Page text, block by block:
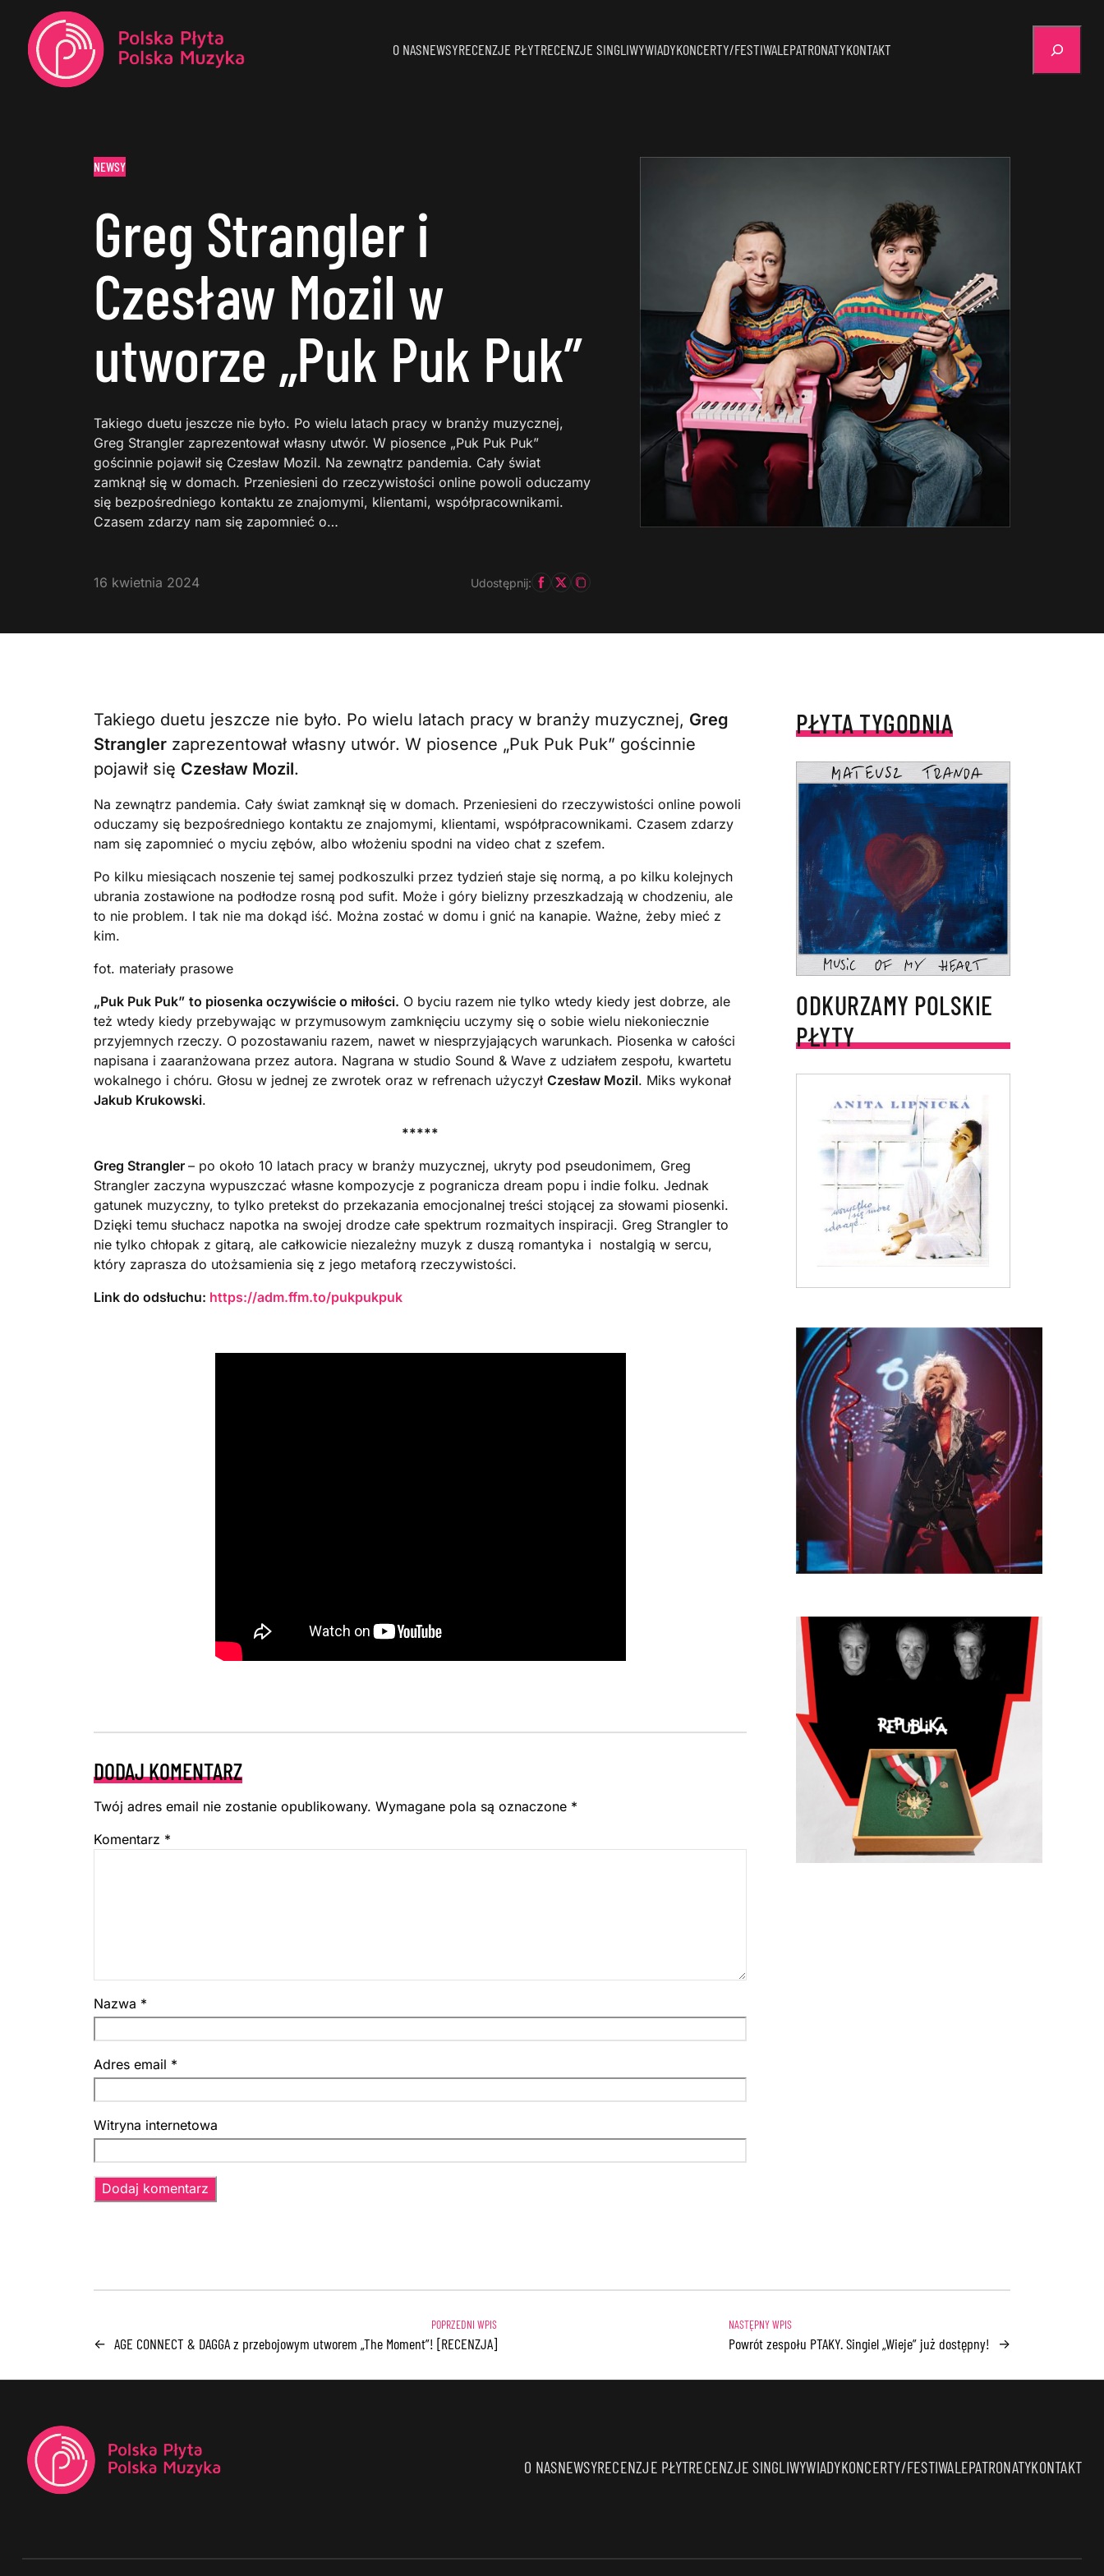
O NASNEWSYRECENZJE PŁYTRECENZJE SINGLIWYWIADYKONCERTY/FESTIWALEPATRONATYKONTAKT
NEWSY
Greg Strangler i
Czesław Mozil w
utworze „Puk Puk Puk”
Takiego duetu jeszcze nie było. Po wielu latach pracy w branży muzycznej,
Greg Strangler zaprezentował własny utwór. W piosence „Puk Puk Puk”
gościnnie pojawił się Czesław Mozil. Na zewnątrz pandemia. Cały świat
zamknął się w domach. Przeniesieni do rzeczywistości online powoli oduczamy
się bezpośredniego kontaktu ze znajomymi, klientami, współpracownikami.
Czasem zdarzy nam się zapomnieć o…
16 kwietnia 2024 Udostępnij:
Takiego duetu jeszcze nie było. Po wielu latach pracy w branży muzycznej, Greg
Strangler zaprezentował własny utwór. W piosence „Puk Puk Puk” gościnnie
pojawił się Czesław Mozil.
Na zewnątrz pandemia. Cały świat zamknął się w domach. Przeniesieni do rzeczywistości online powoli
oduczamy się bezpośredniego kontaktu ze znajomymi, klientami, współpracownikami. Czasem zdarzy
nam się zapomnieć o myciu zębów, albo włożeniu spodni na video chat z szefem.
Po kilku miesiącach noszenie tej samej podkoszulki przez tydzień staje się normą, a po kilku kolejnych
ubrania zostawione na podłodze rosną pod sufit. Może i góry bielizny przeszkadzają w chodzeniu, ale
to nie problem. I tak nie ma dokąd iść. Można zostać w domu i gnić na kanapie. Ważne, żeby mieć z
kim.
fot. materiały prasowe
„Puk Puk Puk” to piosenka oczywiście o miłości. O byciu razem nie tylko wtedy kiedy jest dobrze, ale
też wtedy kiedy przebywając w przymusowym zamknięciu uczymy się o sobie wielu niekoniecznie
przyjemnych rzeczy. O pozostawaniu razem, nawet w niesprzyjających warunkach. Piosenka w całości
napisana i zaaranżowana przez autora. Nagrana w studio Sound & Wave z udziałem zespołu, kwartetu
wokalnego i chóru. Głosu w jednej ze zwrotek oraz w refrenach użyczył Czesław Mozil. Miks wykonał
Jakub Krukowski.
*****
Greg Strangler – po około 10 latach pracy w branży muzycznej, ukryty pod pseudonimem, Greg
Strangler zaczyna wypuszczać własne kompozycje z pogranicza dream popu i indie folku. Jednak
gatunek muzyczny, to tylko pretekst do przekazania emocjonalnej treści stojącej za słowami piosenki.
Dzięki temu słuchacz napotka na swojej drodze całe spektrum rozmaitych inspiracji. Greg Strangler to
nie tylko chłopak z gitarą, ale całkowicie niezależny muzyk z duszą romantyka i nostalgią w sercu,
który zaprasza do utożsamienia się z jego metaforą rzeczywistości.
Link do odsłuchu: https://adm.ffm.to/pukpukpuk
DODAJ KOMENTARZ
Twój adres email nie zostanie opublikowany. Wymagane pola są oznaczone *
Komentarz *
Nazwa *
Adres email *
Witryna internetowa
PŁYTA TYGODNIA
ODKURZAMY POLSKIE
PŁYTY
← AGE CONNECT & DAGGA z przebojowym utworem „The Moment”! [RECENZJA] Powrót zespołu PTAKY. Singiel „Wieje” już dostępny! →
O NASNEWSYRECENZJE PŁYTRECENZJE SINGLIWYWIADYKONCERTY/FESTIWALEPATRONATYKONTAKT